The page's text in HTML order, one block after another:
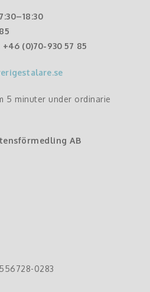
+46 (0)70-930 57 85
5 minuter under ordinarie
AB
556728-0283